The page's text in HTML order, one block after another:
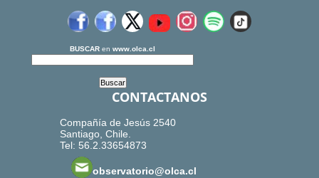
BUSCAR en www.olca.cl
CONTACTANOS
Compañía de Jesús 2540
Santiago, Chile.
Tel: 56.2.33654873
observatorio@olca.cl